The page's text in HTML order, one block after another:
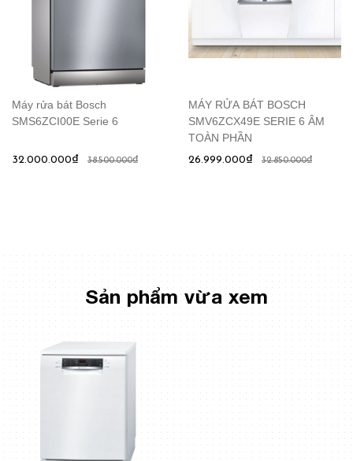
Máy rửa bát Bosch
SMS6ZCI00E Serie 6
32.000.000₫ 38.500.000₫
MÁY RỬA BÁT BOSCH
SMV6ZCX49E SERIE 6 ÂM
TOÀN PHẦN
26.999.000₫ 32.850.000₫
Sản phẩm vừa xem